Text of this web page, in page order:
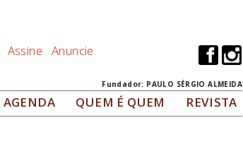
Assine Anuncie
Fundador: PAULO SÉRGIO ALMEIDA
AGENDA QUEM É QUEM REVISTA